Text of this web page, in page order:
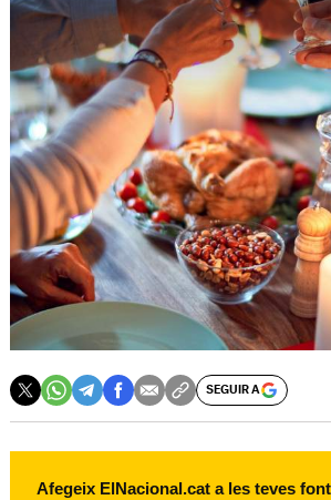
SEGUIR A
Afegeix ElNacional.cat a les teves